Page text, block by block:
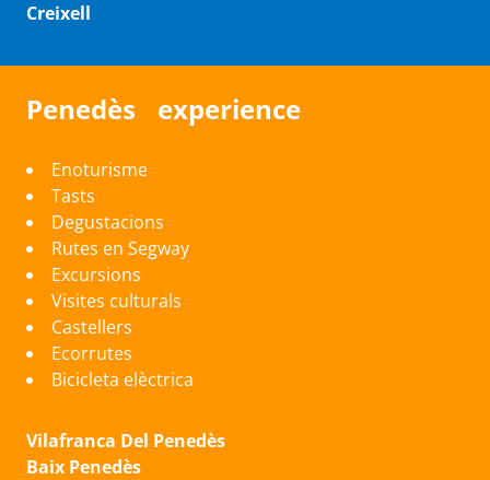
Creixell
Penedès experience
Enoturisme
Tasts
Degustacions
Rutes en Segway
Excursions
Visites culturals
Castellers
Ecorrutes
Bicicleta elèctrica
Vilafranca Del Penedès
Baix Penedès